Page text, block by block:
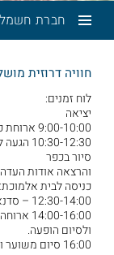
חברת חשמל
חוויה דרוזית
לוח זמנים:
יציאה
9:00-10:00 ארוחת כריכים בחווה במושבה עם סיפורי ייצור שמן זית
10:30-12:30 הגעה לכפר העתיק
סיור בכפר
והרצאה אודות
כניסה לבית
12:30-14:00 – סדנא לבחירתכם
14:00-16:00 ארוחה כיד המלך
ולסיום הופעה.
16:00 סיום משוער ותחילת חזרה